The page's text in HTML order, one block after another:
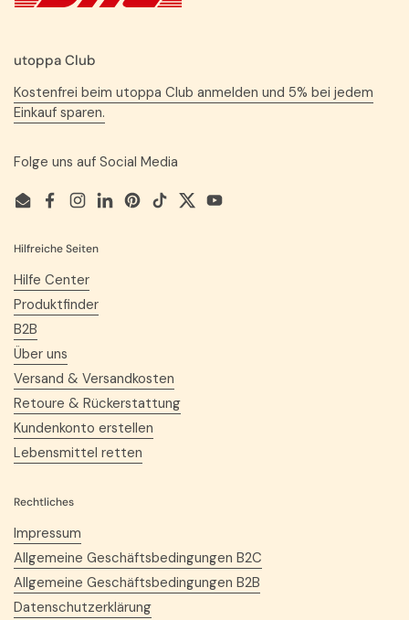
utoppa Club
Kostenfrei beim utoppa Club anmelden und 5% bei jedem
Einkauf sparen.
Folge uns auf Social Media
EmailFacebook
Instagram
LinkedInPinterest
TikTokTwitterYouTube
Hilfreiche Seiten
Hilfe Center
Produktfinder
B2B
Über uns
Versand & Versandkosten
Retoure & Rückerstattung
Kundenkonto erstellen
Lebensmittel retten
Rechtliches
Impressum
Allgemeine Geschäftsbedingungen B2C
Allgemeine Geschäftsbedingungen B2B
Datenschutzerklärung